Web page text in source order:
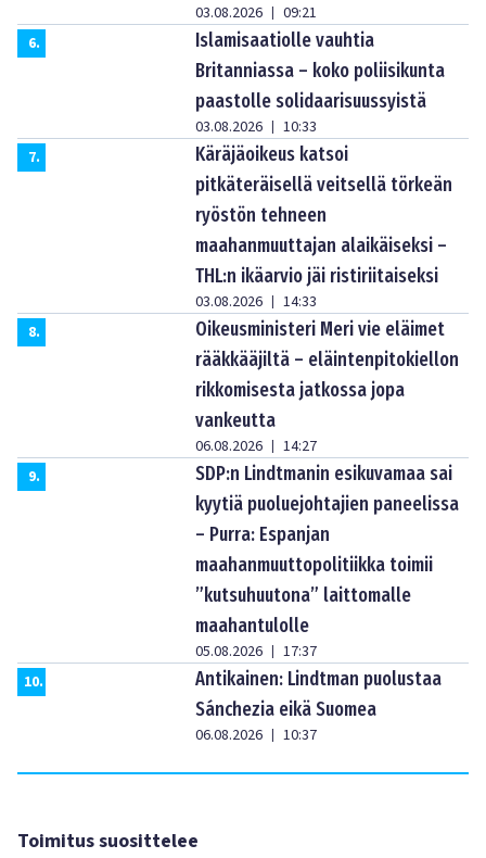
03.08.2026 | 09:21
6.
Islamisaatiolle vauhtia
Britanniassa – koko poliisikunta
paastolle solidaarisuussyistä
03.08.2026 | 10:33
7.
Käräjäoikeus katsoi
pitkäteräisellä veitsellä törkeän
ryöstön tehneen
maahanmuuttajan alaikäiseksi –
THL:n ikäarvio jäi ristiriitaiseksi
03.08.2026 | 14:33
8.
Oikeusministeri Meri vie eläimet
rääkkääjiltä – eläintenpitokiellon
rikkomisesta jatkossa jopa
vankeutta
06.08.2026 | 14:27
9.
SDP:n Lindtmanin esikuvamaa sai
kyytiä puoluejohtajien paneelissa
– Purra: Espanjan
maahanmuuttopolitiikka toimii
”kutsuhuutona” laittomalle
maahantulolle
05.08.2026 | 17:37
10.
Antikainen: Lindtman puolustaa
Sánchezia eikä Suomea
06.08.2026 | 10:37
Toimitus suosittelee